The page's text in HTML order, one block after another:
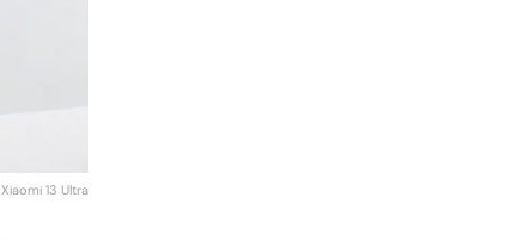
Xiaomi 13 Ultra